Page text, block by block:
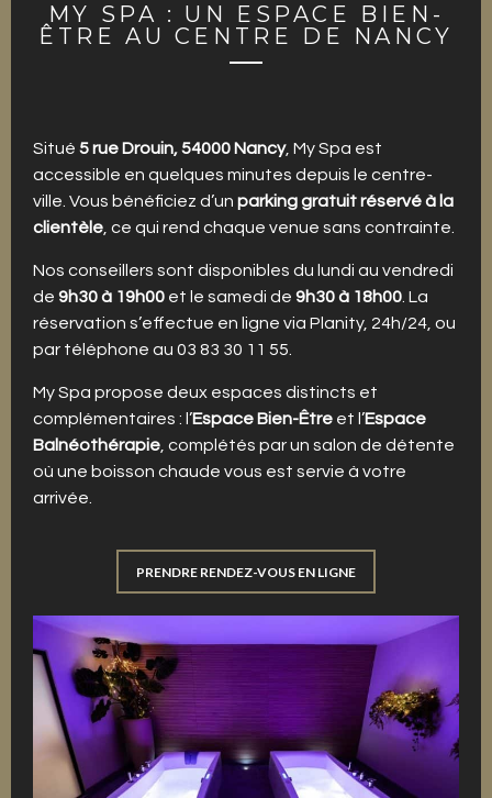
MY SPA : UN ESPACE BIEN-
ÊTRE AU CENTRE DE NANCY
Situé 5 rue Drouin, 54000 Nancy, My Spa est
accessible en quelques minutes depuis le centre-
ville. Vous bénéficiez d’un parking gratuit réservé à la
clientèle , ce qui rend chaque venue sans contrainte.
Nos conseillers sont disponibles du lundi au vendredi
de 9h30 à 19h00 et le samedi de 9h30 à 18h00 . La
réservation s’effectue en ligne via Planity, 24h/24, ou
par téléphone au 03 83 30 11 55.
My Spa propose deux espaces distincts et
complémentaires : l’Espace Bien-Être et l’Espace
Balnéothérapie , complétés par un salon de détente
où une boisson chaude vous est servie à votre
arrivée.
PRENDRE RENDEZ-VOUS EN LIGNE